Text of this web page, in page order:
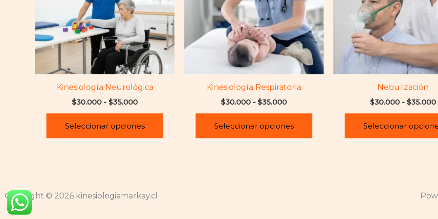
Kinesiología Neurológica
$30.000 - $35.000
Seleccionar opciones
opciones
se
pueden
en
de
Kinesiología Respiratoria
$30.000 - $35.000
Seleccionar opciones
Las
opciones
se
pueden
elegir
en
de
Nebulización
$30.000 - $35.000
Seleccionar
Copyright © 2026 kinesiologiamarkay.cl